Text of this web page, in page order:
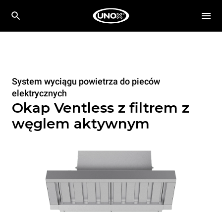
System wyciągu powietrza do pieców
elektrycznych
Okap Ventless z filtrem z
węglem aktywnym